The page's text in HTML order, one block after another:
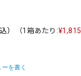
） （1箱あたり:¥1,815
を書く